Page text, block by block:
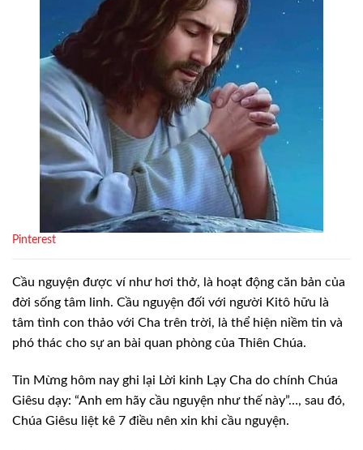
Pinterest
Cầu nguyện được ví như hơi thở, là hoạt động căn bản của
đời sống tâm linh. Cầu nguyện đối với người Kitô hữu là
tâm tình con thảo với Cha trên trời, là thể hiện niềm tin và
phó thác cho sự an bài quan phòng của Thiên Chúa.
Tin Mừng hôm nay ghi lại Lời kinh Lạy Cha do chính Chúa
Giêsu dạy: “Anh em hãy cầu nguyện như thế này”…, sau đó,
Chúa Giêsu liệt kê 7 điều nên xin khi cầu nguyện.